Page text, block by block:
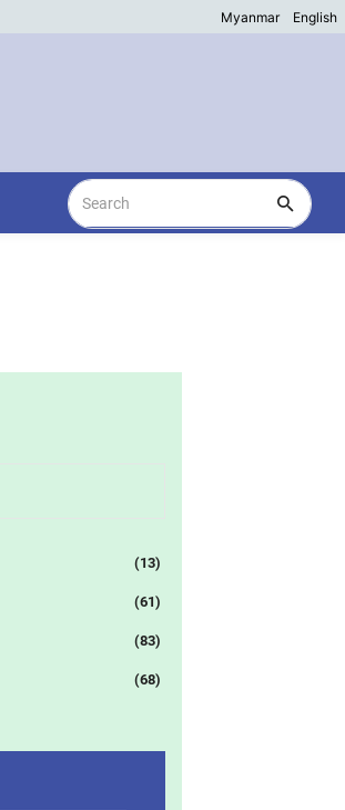
Myanmar English
(13)
(61)
(83)
(68)